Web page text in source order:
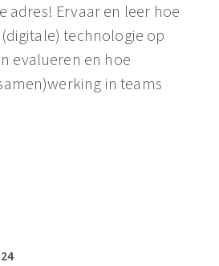
adres! Ervaar en leer hoe
technologie op
evalueren en hoe
in teams